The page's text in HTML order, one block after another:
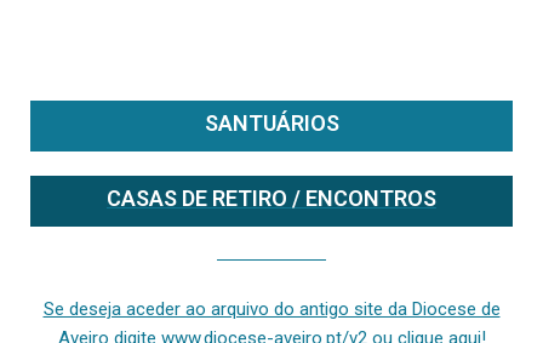
SANTUÁRIOS
CASAS DE RETIRO / ENCONTROS
Se deseja aceder ao arquivo do antigo site da Diocese de
Aveiro digite www.diocese-aveiro.pt/v2 ou clique aqui!